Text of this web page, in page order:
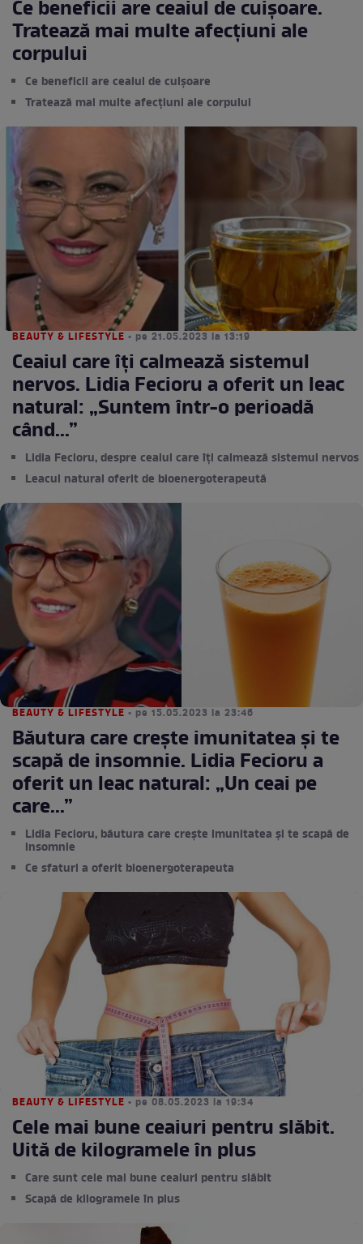
Ce beneficii are ceaiul de cuișoare.
Tratează mai multe afecțiuni ale
corpului
Ce beneficii are ceaiul de cuișoare
Tratează mai multe afecțiuni ale corpului
BEAUTY & LIFESTYLE • pe 21.05.2023 la 13:19
Ceaiul care îţi calmează sistemul
nervos. Lidia Fecioru a oferit un leac
natural: „Suntem într-o perioadă
când...”
Lidia Fecioru, despre ceaiul care îți calmează sistemul nervos
Leacul natural oferit de bioenergoterapeută
BEAUTY & LIFESTYLE • pe 15.05.2023 la 23:46
Băutura care crește imunitatea și te
scapă de insomnie. Lidia Fecioru a
oferit un leac natural: „Un ceai pe
care...”
Lidia Fecioru, băutura care crește imunitatea și te scapă de
insomnie
Ce sfaturi a oferit bioenergoterapeuta
BEAUTY & LIFESTYLE • pe 08.05.2023 la 19:34
Cele mai bune ceaiuri pentru slăbit.
Uită de kilogramele în plus
Care sunt cele mai bune ceaiuri pentru slăbit
Scapă de kilogramele în plus